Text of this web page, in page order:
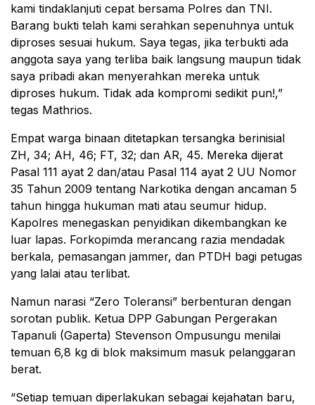
kami tindaklanjuti cepat bersama Polres dan TNI.
Barang bukti telah kami serahkan sepenuhnya untuk
diproses sesuai hukum. Saya tegas, jika terbukti ada
anggota saya yang terliba baik langsung maupun tidak
saya pribadi akan menyerahkan mereka untuk
diproses hukum. Tidak ada kompromi sedikit pun!,”
tegas Mathrios.
Empat warga binaan ditetapkan tersangka berinisial
ZH, 34; AH, 46; FT, 32; dan AR, 45. Mereka dijerat
Pasal 111 ayat 2 dan/atau Pasal 114 ayat 2 UU Nomor
35 Tahun 2009 tentang Narkotika dengan ancaman 5
tahun hingga hukuman mati atau seumur hidup.
Kapolres menegaskan penyidikan dikembangkan ke
luar lapas. Forkopimda merancang razia mendadak
berkala, pemasangan jammer, dan PTDH bagi petugas
yang lalai atau terlibat.
Namun narasi “Zero Toleransi” berbenturan dengan
sorotan publik. Ketua DPP Gabungan Pergerakan
Tapanuli (Gaperta) Stevenson Ompusungu menilai
temuan 6,8 kg di blok maksimum masuk pelanggaran
berat.
“Setiap temuan diperlakukan sebagai kejahatan baru,